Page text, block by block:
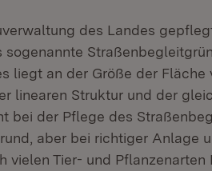
des Landes
sogenannte
liegt an der Größe der Fläche
linearen Struktur und der
bei der Pflege des
aber bei richtiger Anlage
vielen Tier- und Pflanzenarten